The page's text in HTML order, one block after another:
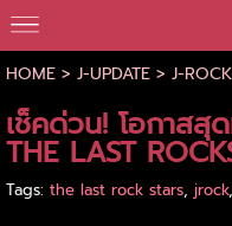
HOME> J-UPDATE> J-ROCK
เช็คด่วน! โอกาสสุ
THE LAST
Tags: the last rock stars, jrock,